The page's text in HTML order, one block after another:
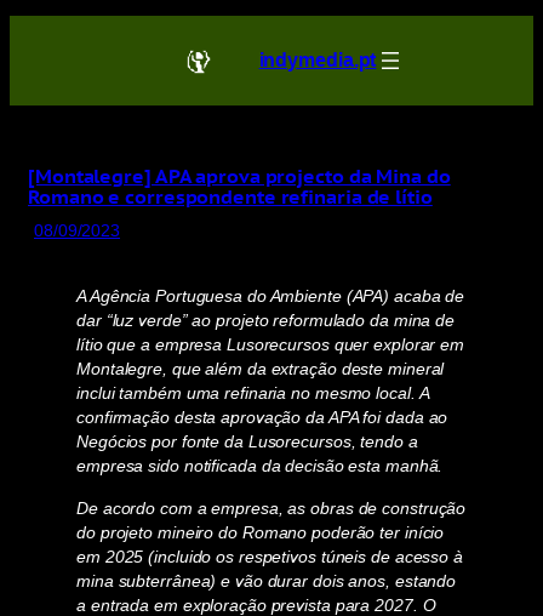
Saltar
conteúdo
indymedia.pt
[Montalegre] APA aprova projecto da Mina do
Romano e correspondente refinaria de lítio
08/09/2023
A Agência Portuguesa do Ambiente (APA) acaba de
dar “luz verde” ao projeto reformulado da mina de
lítio que a empresa Lusorecursos quer explorar em
Montalegre, que além da extração deste mineral
inclui também uma refinaria no mesmo local. A
confirmação desta aprovação da APA foi dada ao
Negócios por fonte da Lusorecursos, tendo a
empresa sido notificada da decisão esta manhã.
De acordo com a empresa, as obras de construção
do projeto mineiro do Romano poderão ter início
em 2025 (incluido os respetivos túneis de acesso à
mina subterrânea) e vão durar dois anos, estando
a entrada em exploração prevista para 2027. O